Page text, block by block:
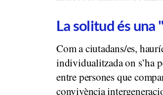
La solitud és una
Com a ciutadans/es,
individualitzada on s’ha
entre persones que
convivència